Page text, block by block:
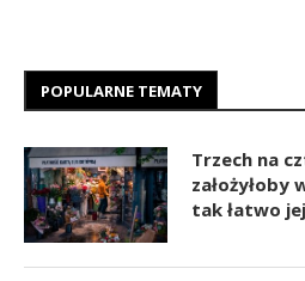
POPULARNE TEMATY
Trzech na
założyłoby
tak łatwo